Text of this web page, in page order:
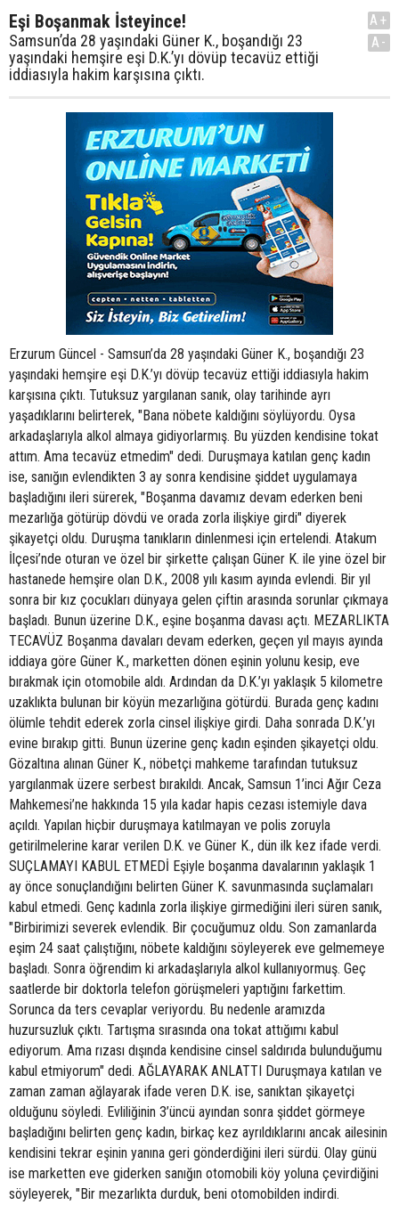
Eşi Boşanmak İsteyince!
Samsun’da 28 yaşındaki Güner K., boşandığı 23
yaşındaki hemşire eşi D.K.’yı dövüp tecavüz ettiği
iddiasıyla hakim karşısına çıktı.
A+
A-
Erzurum Güncel - Samsun’da 28 yaşındaki Güner K., boşandığı 23
yaşındaki hemşire eşi D.K.’yı dövüp tecavüz ettiği iddiasıyla hakim
karşısına çıktı. Tutuksuz yargılanan sanık, olay tarihinde ayrı
yaşadıklarını belirterek, "Bana nöbete kaldığını söylüyordu. Oysa
arkadaşlarıyla alkol almaya gidiyorlarmış. Bu yüzden kendisine tokat
attım. Ama tecavüz etmedim" dedi. Duruşmaya katılan genç kadın
ise, sanığın evlendikten 3 ay sonra kendisine şiddet uygulamaya
başladığını ileri sürerek, "Boşanma davamız devam ederken beni
mezarlığa götürüp dövdü ve orada zorla ilişkiye girdi" diyerek
şikayetçi oldu. Duruşma tanıkların dinlenmesi için ertelendi. Atakum
İlçesi’nde oturan ve özel bir şirkette çalışan Güner K. ile yine özel bir
hastanede hemşire olan D.K., 2008 yılı kasım ayında evlendi. Bir yıl
sonra bir kız çocukları dünyaya gelen çiftin arasında sorunlar çıkmaya
başladı. Bunun üzerine D.K., eşine boşanma davası açtı. MEZARLIKTA
TECAVÜZ Boşanma davaları devam ederken, geçen yıl mayıs ayında
iddiaya göre Güner K., marketten dönen eşinin yolunu kesip, eve
bırakmak için otomobile aldı. Ardından da D.K.’yı yaklaşık 5 kilometre
uzaklıkta bulunan bir köyün mezarlığına götürdü. Burada genç kadını
ölümle tehdit ederek zorla cinsel ilişkiye girdi. Daha sonrada D.K.’yı
evine bırakıp gitti. Bunun üzerine genç kadın eşinden şikayetçi oldu.
Gözaltına alınan Güner K., nöbetçi mahkeme tarafından tutuksuz
yargılanmak üzere serbest bırakıldı. Ancak, Samsun 1’inci Ağır Ceza
Mahkemesi’ne hakkında 15 yıla kadar hapis cezası istemiyle dava
açıldı. Yapılan hiçbir duruşmaya katılmayan ve polis zoruyla
getirilmelerine karar verilen D.K. ve Güner K., dün ilk kez ifade verdi.
SUÇLAMAYI KABUL ETMEDİ Eşiyle boşanma davalarının yaklaşık 1
ay önce sonuçlandığını belirten Güner K. savunmasında suçlamaları
kabul etmedi. Genç kadınla zorla ilişkiye girmediğini ileri süren sanık,
"Birbirimizi severek evlendik. Bir çocuğumuz oldu. Son zamanlarda
eşim 24 saat çalıştığını, nöbete kaldığını söyleyerek eve gelmemeye
başladı. Sonra öğrendim ki arkadaşlarıyla alkol kullanıyormuş. Geç
saatlerde bir doktorla telefon görüşmeleri yaptığını farkettim.
Sorunca da ters cevaplar veriyordu. Bu nedenle aramızda
huzursuzluk çıktı. Tartışma sırasında ona tokat attığımı kabul
ediyorum. Ama rızası dışında kendisine cinsel saldırıda bulunduğumu
kabul etmiyorum" dedi. AĞLAYARAK ANLATTI Duruşmaya katılan ve
zaman zaman ağlayarak ifade veren D.K. ise, sanıktan şikayetçi
olduğunu söyledi. Evliliğinin 3’üncü ayından sonra şiddet görmeye
başladığını belirten genç kadın, birkaç kez ayrıldıklarını ancak ailesinin
kendisini tekrar eşinin yanına geri gönderdiğini ileri sürdü. Olay günü
ise marketten eve giderken sanığın otomobili köy yoluna çevirdiğini
söyleyerek, "Bir mezarlıkta durduk, beni otomobilden indirdi.